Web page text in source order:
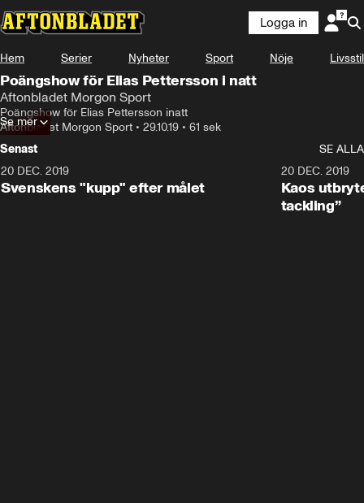
Logga in
Hem Serier Nyheter Sport Nöje Livsstil
Poängshow för Elias Pettersson i natt
Aftonbladet Morgon Sport
Poängshow för Elias Pettersson inatt
Aftonbladet Morgon Sport • 29.10.19 • 61 sek
Se mer
Senast
SE ALLA
20 DEC. 2019
Svenskens "kupp" efter målet
20 DEC. 2019
Kaos
tackling”